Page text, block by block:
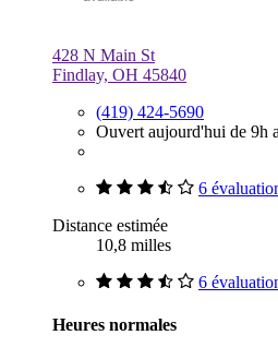
428 N Main St
Findlay, OH 45840
(419) 424-5690
Ouvert aujourd'hui de 9h
6
Distance estimée
10,8 milles
6
Heures normales